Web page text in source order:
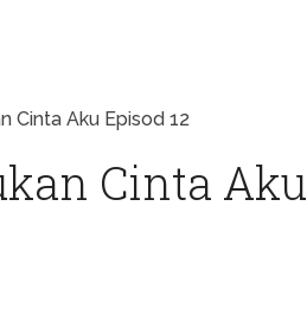
Cinta Aku Episod 12
Cinta Aku